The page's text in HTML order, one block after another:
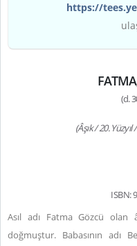
https://
(d.
(Âşık / 20.
ISBN:
Asıl adı Fatma Gözcü olan
doğmuştur. Babasının adı